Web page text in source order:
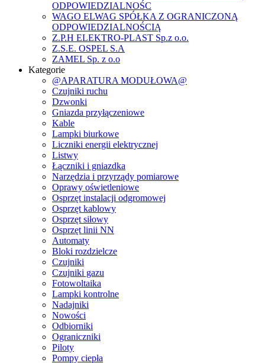
ODPOWIEDZIALNOŚC
WAGO ELWAG SPÓŁKA Z OGRANICZONĄ
ODPOWIEDZIALNOŚCIĄ
Z.P.H ELEKTRO-PLAST Sp.z o.o.
Z.S.E. OSPEL S.A
ZAMEL Sp. z o.o
Kategorie
@APARATURA MODUŁOWA@
Czujniki ruchu
Dzwonki
Gniazda przyłączeniowe
Kable
Lampki biurkowe
Liczniki energii elektrycznej
Listwy
Łączniki i gniazdka
Narzędzia i przyrządy pomiarowe
Oprawy oświetleniowe
Osprzęt instalacji odgromowej
Osprzęt kablowy
Osprzęt siłowy
Osprzęt linii NN
Automaty
Bloki rozdzielcze
Czujniki
Czujniki gazu
Fotowoltaika
Lampki kontrolne
Nadajniki
Nowości
Odbiorniki
Ograniczniki
Piloty
Pompy ciepła